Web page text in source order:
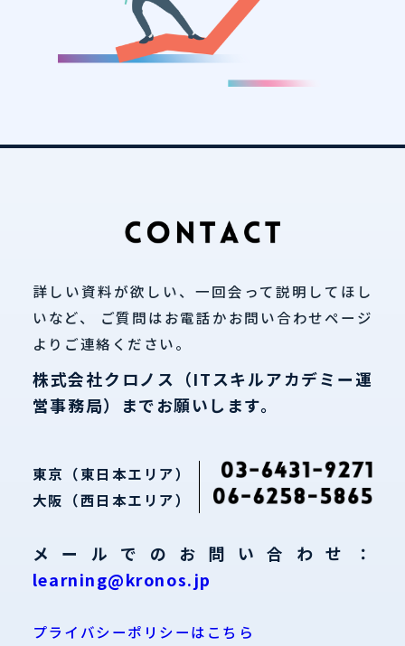
詳しい資料が欲しい、一回会って説明してほし
いなど、
ご質問はお電話かお問い合わせページ
よりご連絡ください。
株式会社クロノス（ITスキルアカデミー運
営事務局）までお願いします。
東京（東日本エリア）
大阪（西日本エリア）
メールでのお問い合わせ：
learning@kronos.jp
プライバシーポリシーはこちら